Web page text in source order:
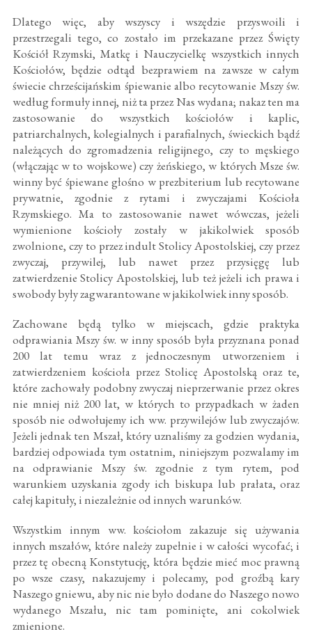
Dlatego więc, aby wszyscy i wszędzie przyswoili i
przestrzegali tego, co zostało im przekazane przez Święty
Kościół Rzymski, Matkę i Nauczycielkę wszystkich innych
Kościołów, będzie odtąd bezprawiem na zawsze w całym
świecie chrześcijańskim śpiewanie albo recytowanie Mszy św.
według formuły innej, niż ta przez Nas wydana; nakaz ten ma
zastosowanie do wszystkich kościołów i kaplic,
patriarchalnych, kolegialnych i parafialnych, świeckich bądź
należących do zgromadzenia religijnego, czy to męskiego
(włączając w to wojskowe) czy żeńskiego, w których Msze św.
winny być śpiewane głośno w prezbiterium lub recytowane
prywatnie, zgodnie z rytami i zwyczajami Kościoła
Rzymskiego. Ma to zastosowanie nawet wówczas, jeżeli
wymienione kościoły zostały w jakikolwiek sposób
zwolnione, czy to przez indult Stolicy Apostolskiej, czy przez
zwyczaj, przywilej, lub nawet przez przysięgę lub
zatwierdzenie Stolicy Apostolskiej, lub też jeżeli ich prawa i
swobody były zagwarantowane w jakikolwiek inny sposób.
Zachowane będą tylko w miejscach, gdzie praktyka
odprawiania Mszy św. w inny sposób była przyznana ponad
200 lat temu wraz z jednoczesnym utworzeniem i
zatwierdzeniem kościoła przez Stolicę Apostolską oraz te,
które zachowały podobny zwyczaj nieprzerwanie przez okres
nie mniej niż 200 lat, w których to przypadkach w żaden
sposób nie odwołujemy ich ww. przywilejów lub zwyczajów.
Jeżeli jednak ten Mszał, który uznaliśmy za godzien wydania,
bardziej odpowiada tym ostatnim, niniejszym pozwalamy im
na odprawianie Mszy św. zgodnie z tym rytem, pod
warunkiem uzyskania zgody ich biskupa lub prałata, oraz
całej kapituły, i niezależnie od innych warunków.
Wszystkim innym ww. kościołom zakazuje się używania
innych mszałów, które należy zupełnie i w całości wycofać; i
przez tę obecną Konstytucję, która będzie mieć moc prawną
po wsze czasy, nakazujemy i polecamy, pod groźbą kary
Naszego gniewu, aby nic nie było dodane do Naszego nowo
wydanego Mszału, nic tam pominięte, ani cokolwiek
zmienione.